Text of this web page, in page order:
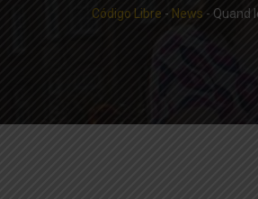
Código Libre - News - Quand